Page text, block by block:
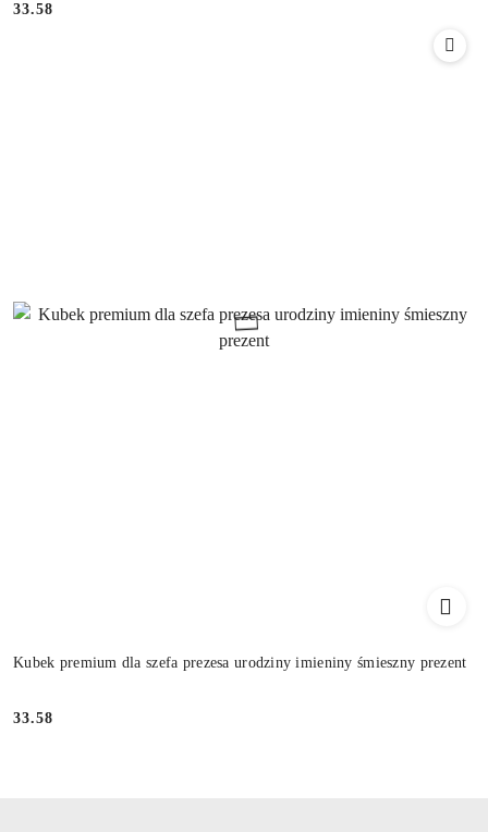
Cena:
33.58
Kubek premium dla szefa prezesa urodziny imieniny śmieszny prezent
33.58